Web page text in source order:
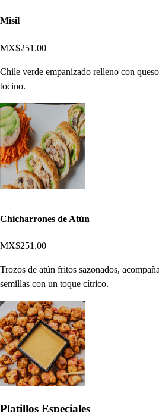
Misil
MX$251.00
Chile verde empanizado relleno con
tocino.
Chicharrones de Atún
MX$251.00
Trozos de atún fritos sazonados,
semillas con un toque cítrico.
Platillos Especiales